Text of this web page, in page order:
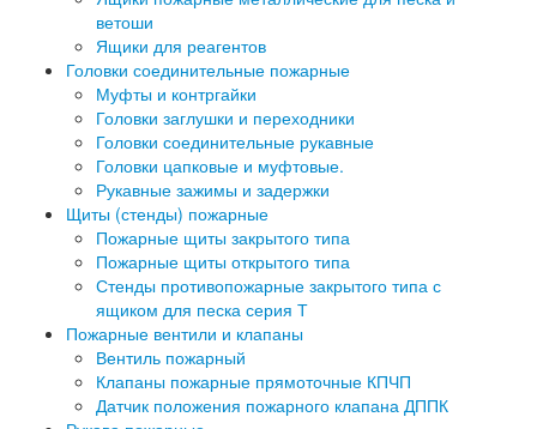
ветоши
Ящики для реагентов
Головки соединительные пожарные
Муфты и контргайки
Головки заглушки и переходники
Головки соединительные рукавные
Головки цапковые и муфтовые.
Рукавные зажимы и задержки
Щиты (стенды) пожарные
Пожарные щиты закрытого типа
Пожарные щиты открытого типа
Стенды противопожарные закрытого типа с
ящиком для песка серия Т
Пожарные вентили и клапаны
Вентиль пожарный
Клапаны пожарные прямоточные КПЧП
Датчик положения пожарного клапана ДППК